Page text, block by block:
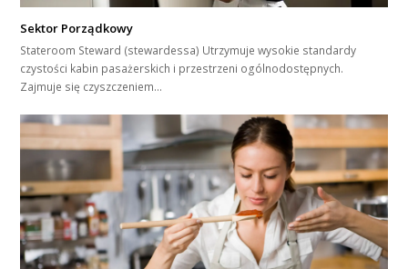
Sektor Porządkowy
Stateroom Steward (stewardessa) Utrzymuje wysokie standardy
czystości kabin pasażerskich i przestrzeni ogólnodostępnych.
Zajmuje się czyszczeniem…